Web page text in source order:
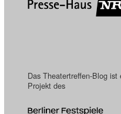
Das Theatertreffen-Blog ist
Projekt des